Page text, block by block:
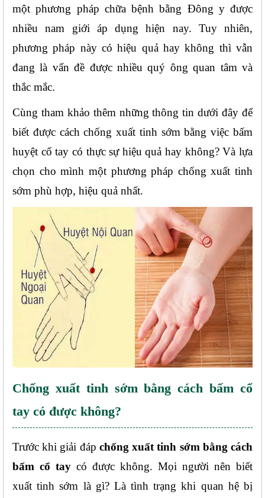
một phương pháp chữa bệnh bằng Đông y được
nhiều nam giới áp dụng hiện nay. Tuy nhiên,
phương pháp này có hiệu quả hay không thì vẫn
đang là vấn đề được nhiều quý ông quan tâm và
thắc mắc.
Cùng tham khảo thêm những thông tin dưới đây để
biết được cách chống xuất tinh sớm bằng việc bấm
huyệt cổ tay có thực sự hiệu quả hay không? Và lựa
chọn cho mình một phương pháp chống xuất tinh
sớm phù hợp, hiệu quả nhất.
Chống xuất tinh sớm bằng cách bấm cổ
tay có được không?
Trước khi giải đáp chống xuất tinh sớm bằng cách
bấm cổ tay có được không. Mọi người nên biết
xuất tinh sớm là gì? Là tình trạng khi quan hệ bị